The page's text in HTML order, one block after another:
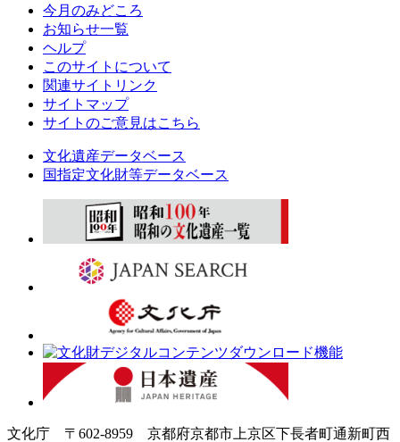
今月のみどころ
お知らせ一覧
ヘルプ
このサイトについて
関連サイトリンク
サイトマップ
サイトのご意見はこちら
文化遺産データベース
国指定文化財等データベース
文化庁 〒602-8959 京都府京都市上京区下長者町通新町西